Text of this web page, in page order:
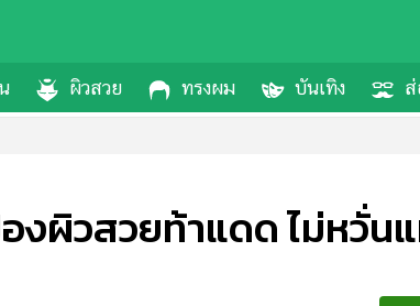
ผิวสวย ทรงผม บันเทิง
ผิวสวยท้าแดด ไม่หวั่น